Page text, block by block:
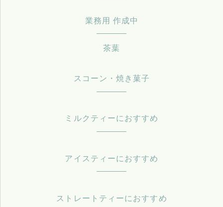
業務用 作成中
茶葉
スコーン・焼き菓子
ミルクティーにおすすめ
アイスティーにおすすめ
ストレートティーにおすすめ